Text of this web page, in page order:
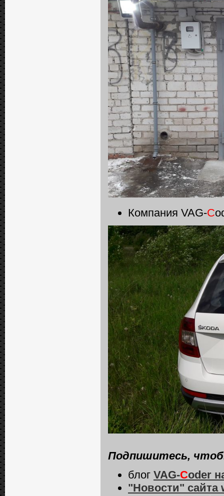
Компания VAG-C
Подпишитесь,
блог VAG-Coder
"Новости" сайта